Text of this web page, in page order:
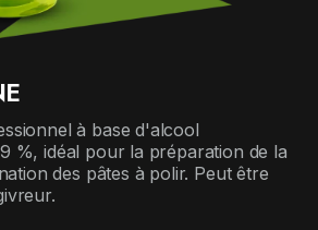
à base d'alcool
%, idéal pour la préparation de la
des pâtes à polir. Peut être